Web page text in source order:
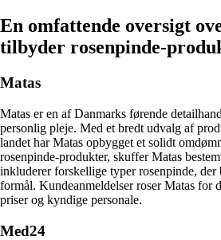
En omfattende oversigt
tilbyder rosenpinde-
Matas
Matas er en af Danmarks førende
personlig pleje. Med et bredt udvalg af
landet har Matas opbygget et solidt
rosenpinde-produkter, skuffer Matas
inkluderer forskellige typer rosenpinde,
formål. Kundeanmeldelser roser Matas for
priser og kyndige personale.
Med24